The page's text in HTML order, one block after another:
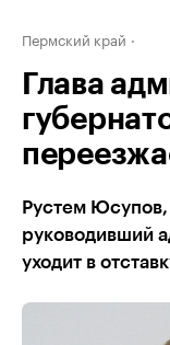
Пермский край
Глава
Рустем
руководивший
уходит в